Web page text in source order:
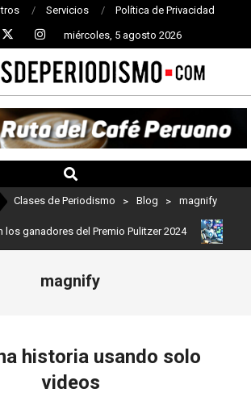
Servicios Política de Privacidad
miércoles, 5 agosto 2026
Clases de Periodismo > Blog > magnify
ganadores del Premio Pulitzer 2024
magnify
historia usando solo
videos